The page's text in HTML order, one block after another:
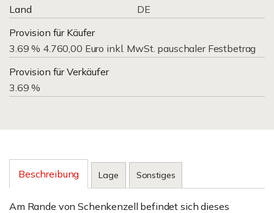
Land
DE
Provision für Käufer
3.69 % 4.760,00 Euro inkl. MwSt. pauschaler Festbetrag
Provision für Verkäufer
3.69 %
Beschreibung Lage Sonstiges
Am Rande von Schenkenzell befindet sich dieses